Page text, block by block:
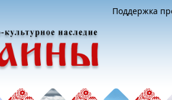
Поддержка